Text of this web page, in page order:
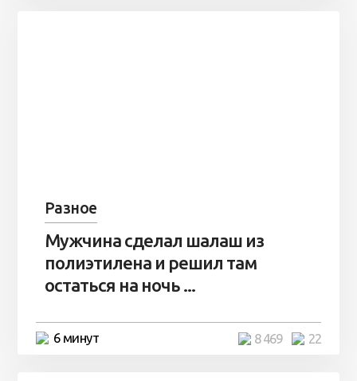
Разное
Мужчина сделал шалаш из
полиэтилена и решил там
остаться на ночь ...
6 минут 22
8 469